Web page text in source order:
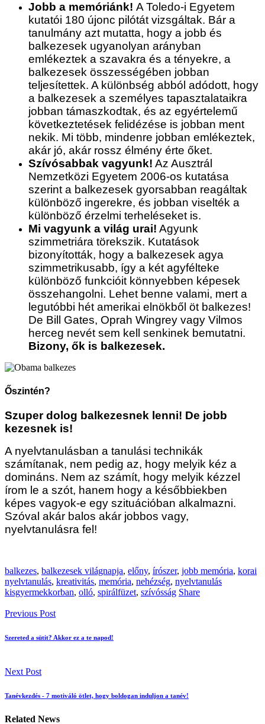
Jobb a memóriánk! A Toledo-i Egyetem
kutatói 180 újonc pilótát vizsgáltak. Bár a
tanulmány azt mutatta, hogy a jobb és
balkezesek ugyanolyan arányban
emlékeztek a szavakra és a tényekre, a
balkezesek összességében jobban
teljesítettek. A különbség abból adódott, hogy
a balkezesek a személyes tapasztalataikra
jobban támaszkodtak, és az egyértelemű
következtetések felidézése is jobban ment
nekik. Mi több, mindenre jobban emlékeztek,
akár jó, akár rossz élmény érte őket.
Szívósabbak vagyunk! Az Ausztrál
Nemzetközi Egyetem 2006-os kutatása
szerint a balkezesek gyorsabban reagáltak
különböző ingerekre, és jobban viselték a
különböző érzelmi terheléseket is.
Mi vagyunk a világ urai! Agyunk
szimmetriára törekszik. Kutatások
bizonyították, hogy a balkezesek agya
szimmetrikusabb, így a két agyfélteke
különböző funkcióit könnyebben képesek
összehangolni. Lehet benne valami, mert a
legutóbbi hét amerikai elnökből öt balkezes!
De Bill Gates, Oprah Wingrey vagy Vilmos
herceg nevét sem kell senkinek bemutatni.
Bizony, ők is balkezesek.
Őszintén?
Szuper dolog balkezesnek lenni! De jobb
kezesnek is!
A nyelvtanulásban a tanulási technikák
számítanak, nem pedig az, hogy melyik kéz a
domináns. Nem az számít, hogy melyik kézzel
írom le a szót, hanem hogy a későbbiekben
képes vagyok-e egy szituációban alkalmazni.
Szóval akár balos akár jobbos vagy,
nyelvtanulásra fel!
balkezes, balkezesek világnapja, előny, írószer, jobb memória, korai
nyelvtanulás, kreativitás, memória, nehézség, nyelvtanulás
kisgyermekkorban, olló, spirálfüzet, szívósság Share
Previous Post
Szereted a sütit? Akkor ez a te napod!
Next Post
Tanévkezdés - 7 motiváló ötlet, hogy boldogan induljon a tanév!
Related News